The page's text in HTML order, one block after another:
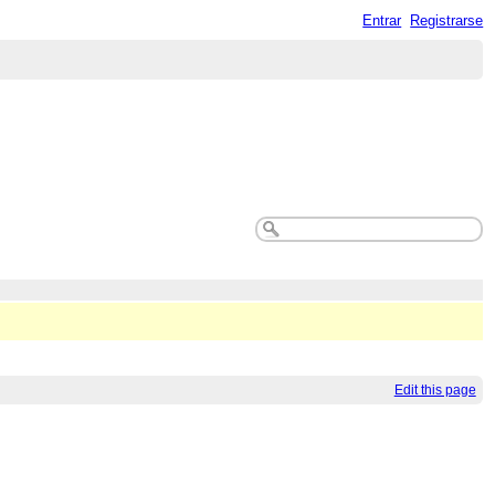
Entrar Registrarse
Edit this page